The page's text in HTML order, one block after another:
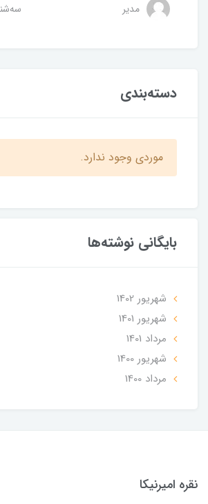
مدیر ﺳﻪشنبه، 07
دسته‌بندی
موردی وجود ندارد.
بایگانی نوشته‌ها
شهریور 1402
شهریور 1401
مرداد 1401
شهریور 1400
مرداد 1400
نقره امیرنیکا